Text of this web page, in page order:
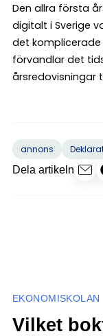
Den allra första
digitalt i Sverige
det
förvandlar det
årsredovisningar
annons
Dela artikeln
EKONOMISKOLAN
Vilket